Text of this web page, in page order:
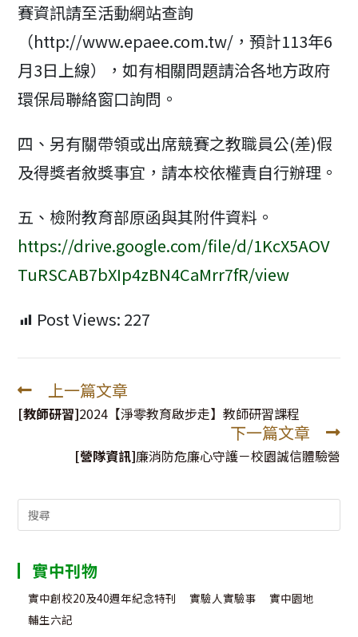
賽資訊請至活動網站查詢
（http://www.epaee.com.tw/，預計113年6
月3日上線），如有相關問題請洽各地方政府
環保局聯絡窗口詢問。
四、另有關帶領或出席競賽之教職員公(差)假
及得獎者敘獎事宜，請本校依權責自行辦理。
五、檢附教育部原函與其附件資料。
https://drive.google.com/file/d/1KcX5AOV
TuRSCAB7bXIp4zBN4CaMrr7fR/view
Post Views: 227
Read
more
上一篇文章
[教師研習]2024【淨零教育啟步走】教師研習課程
下一篇文章
[營隊資訊]廉消防危廉心守護－校園誠信體驗營
Search
for:
實中刊物
實中創校20及40週年紀念特刊 實驗人實驗事
實中園地
輔生六記